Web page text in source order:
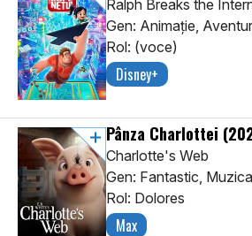
Ralph Breaks the
Gen: Animaţie,
Rol: (voce)
Disney+
Pânza Charlottei
Charlotte's Web
Gen: Fantastic,
Rol: Dolores
Max